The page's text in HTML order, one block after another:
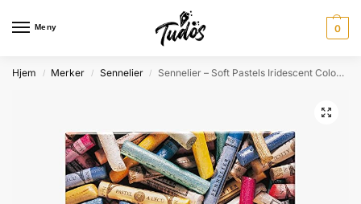
Meny 0
Hjem / Merker / Sennelier / Sennelier – Soft Pastels Iridescent Colours – 24pk